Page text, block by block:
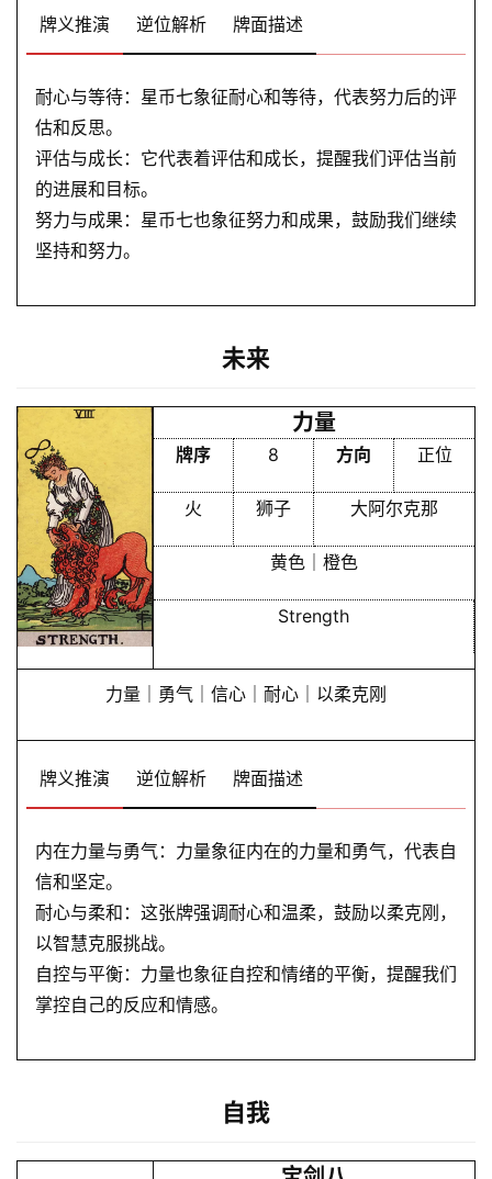
牌义推演 逆位解析 牌面描述
耐心与等待：星币七象征耐心和等待，代表努力后的评
估和反思。
评估与成长：它代表着评估和成长，提醒我们评估当前
的进展和目标。
努力与成果：星币七也象征努力和成果，鼓励我们继续
坚持和努力。
未来
力量
牌序 8 方向 正位
火 狮子 大阿尔克那
黄色｜橙色
Strength
力量｜勇气｜信心｜耐心｜以柔克刚
牌义推演 逆位解析 牌面描述
内在力量与勇气：力量象征内在的力量和勇气，代表自
信和坚定。
耐心与柔和：这张牌强调耐心和温柔，鼓励以柔克刚，
以智慧克服挑战。
自控与平衡：力量也象征自控和情绪的平衡，提醒我们
掌控自己的反应和情感。
自我